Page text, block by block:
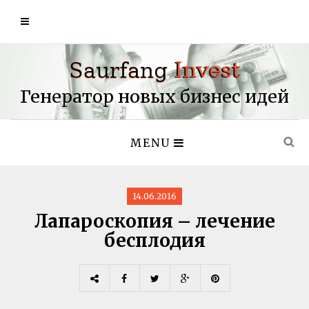
Генератор новых бизнес идей
MENU
14.06.2016
Лапароскопия – лечение
бесплодия